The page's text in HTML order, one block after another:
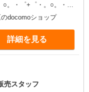
) お友達を紹介
定有) ★月2回払
）★ ゜・。○。・゜
docomoショップ
詳細を見る
売スタッフ